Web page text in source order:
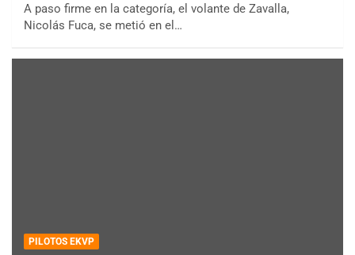
A paso firme en la categoría, el volante de Zavalla,
Nicolás Fuca, se metió en el…
PILOTOS EKVP